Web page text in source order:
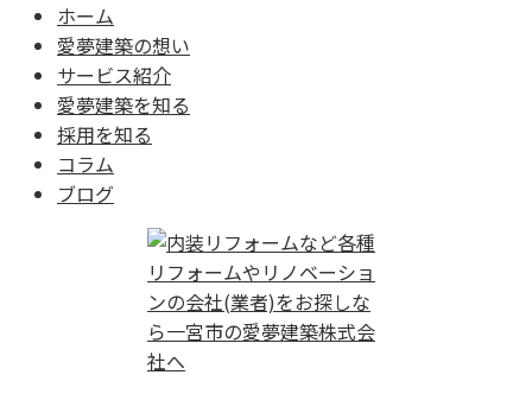
ホーム
愛夢建築の想い
サービス紹介
愛夢建築を知る
採用を知る
コラム
ブログ